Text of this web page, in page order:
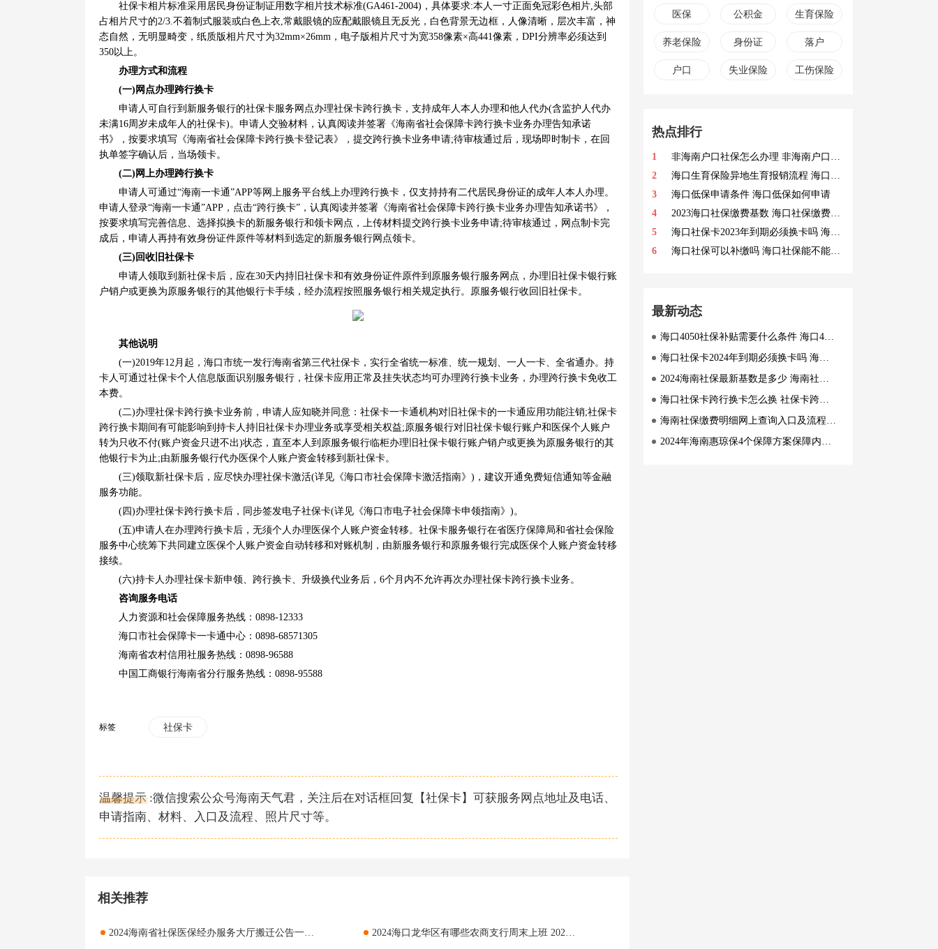
社保卡相片标准采用居民身份证制证用数字相片技术标准(GA461-2004)，具体要求:本人一寸正面免冠彩色相片,头部
占相片尺寸的2/3.不着制式服装或白色上衣,常戴眼镜的应配戴眼镜且无反光，白色背景无边框，人像清晰，层次丰富，神
态自然，无明显畸变，纸质版相片尺寸为32mm×26mm，电子版相片尺寸为宽358像素×高441像素，DPI分辨率必须达到
350以上。
办理方式和流程
(一)网点办理跨行换卡
申请人可自行到新服务银行的社保卡服务网点办理社保卡跨行换卡，支持成年人本人办理和他人代办(含监护人代办
未满16周岁未成年人的社保卡)。申请人交验材料，认真阅读并签署《海南省社会保障卡跨行换卡业务办理告知承诺
书》，按要求填写《海南省社会保障卡跨行换卡登记表》，提交跨行换卡业务申请;待审核通过后，现场即时制卡，在回
执单签字确认后，当场领卡。
(二)网上办理跨行换卡
申请人可通过“海南一卡通”APP等网上服务平台线上办理跨行换卡，仅支持持有二代居民身份证的成年人本人办理。
申请人登录“海南一卡通”APP，点击“跨行换卡”，认真阅读并签署《海南省社会保障卡跨行换卡业务办理告知承诺书》，
按要求填写完善信息、选择拟换卡的新服务银行和领卡网点，上传材料提交跨行换卡业务申请;待审核通过，网点制卡完
成后，申请人再持有效身份证件原件等材料到选定的新服务银行网点领卡。
(三)回收旧社保卡
申请人领取到新社保卡后，应在30天内持旧社保卡和有效身份证件原件到原服务银行服务网点，办理旧社保卡银行账
户销户或更换为原服务银行的其他银行卡手续，经办流程按照服务银行相关规定执行。原服务银行收回旧社保卡。
其他说明
(一)2019年12月起，海口市统一发行海南省第三代社保卡，实行全省统一标准、统一规划、一人一卡、全省通办。持
卡人可通过社保卡个人信息版面识别服务银行，社保卡应用正常及挂失状态均可办理跨行换卡业务，办理跨行换卡免收工
本费。
(二)办理社保卡跨行换卡业务前，申请人应知晓并同意：社保卡一卡通机构对旧社保卡的一卡通应用功能注销;社保卡
跨行换卡期间有可能影响到持卡人持旧社保卡办理业务或享受相关权益;原服务银行对旧社保卡银行账户和医保个人账户
转为只收不付(账户资金只进不出)状态，直至本人到原服务银行临柜办理旧社保卡银行账户销户或更换为原服务银行的其
他银行卡为止;由新服务银行代办医保个人账户资金转移到新社保卡。
(三)领取新社保卡后，应尽快办理社保卡激活(详见《海口市社会保障卡激活指南》)，建议开通免费短信通知等金融
服务功能。
(四)办理社保卡跨行换卡后，同步签发电子社保卡(详见《海口市电子社会保障卡申领指南》)。
(五)申请人在办理跨行换卡后，无须个人办理医保个人账户资金转移。社保卡服务银行在省医疗保障局和省社会保险
服务中心统筹下共同建立医保个人账户资金自动转移和对账机制，由新服务银行和原服务银行完成医保个人账户资金转移
接续。
(六)持卡人办理社保卡新申领、跨行换卡、升级换代业务后，6个月内不允许再次办理社保卡跨行换卡业务。
咨询服务电话
人力资源和社会保障服务热线：0898-12333
海口市社会保障卡一卡通中心：0898-68571305
海南省农村信用社服务热线：0898-96588
中国工商银行海南省分行服务热线：0898-95588
标签 社保卡
温馨提示 :微信搜索公众号海南天气君，关注后在对话框回复【社保卡】可获服务网点地址及电话、
申请指南、材料、入口及流程、照片尺寸等。
相关推荐
医保 公积金 生育保险
养老保险 身份证 落户
户口 失业保险 工伤保险
热点排行
1
非海南户口社保怎么办理 非海南户口社保办理指南
2
海口生育保险异地生育报销流程 海口生育保险异地生育报销多少
3
海口低保申请条件 海口低保如何申请
4
2023海口社保缴费基数 海口社保缴费基数有哪些调整
5
海口社保卡2023年到期必须换卡吗 海口社保卡2023年到期换卡材料
6
海口社保可以补缴吗 海口社保能不能补缴
最新动态
海口4050社保补贴需要什么条件 海口4050社保补贴条件是什么
海口社保卡2024年到期必须换卡吗 海口社保卡到期一定要换卡吗
2024海南社保最新基数是多少 海南社保最新基数上限+下限
海口社保卡跨行换卡怎么换 社保卡跨行换卡指南
海南社保缴费明细网上查询入口及流程 海南社保缴费明细网上查询指南
2024年海南惠琼保4个保障方案保障内容一览 2024年海南惠琼保4个保障方案保障内容有哪些